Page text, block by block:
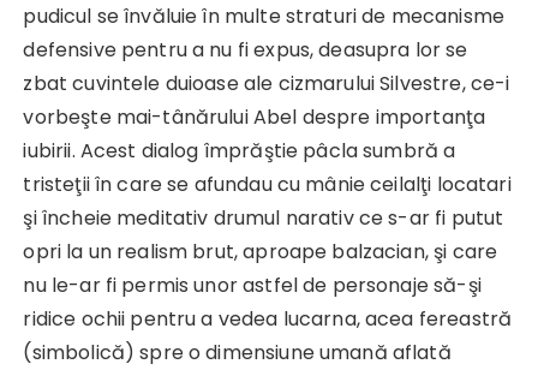
pudicul se învăluie în multe straturi de mecanisme
defensive pentru a nu fi expus, deasupra lor se
zbat cuvintele duioase ale cizmarului Silvestre, ce-i
vorbeşte mai-tânărului Abel despre importanţa
iubirii. Acest dialog împrăştie pâcla sumbră a
tristeţii în care se afundau cu mânie ceilalţi locatari
şi încheie meditativ drumul narativ ce s-ar fi putut
opri la un realism brut, aproape balzacian, şi care
nu le-ar fi permis unor astfel de personaje să-şi
ridice ochii pentru a vedea lucarna, acea fereastră
(simbolică) spre o dimensiune umană aflată